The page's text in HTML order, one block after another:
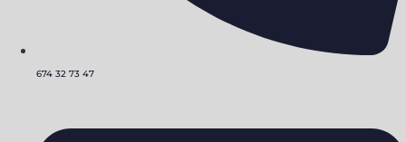
674 32 73 47